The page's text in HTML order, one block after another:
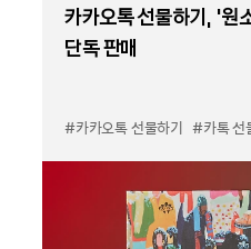
카카오톡 선물하기, ‘원
단독 판매
#카카오톡 선물하기 #카톡 선